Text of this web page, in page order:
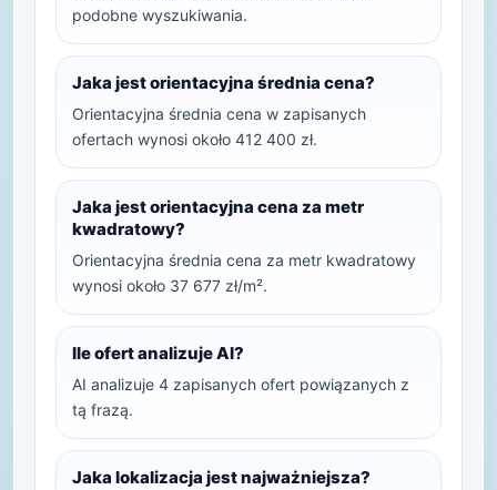
podobne wyszukiwania.
Jaka jest orientacyjna średnia cena?
Orientacyjna średnia cena w zapisanych
ofertach wynosi około 412 400 zł.
Jaka jest orientacyjna cena za metr
kwadratowy?
Orientacyjna średnia cena za metr kwadratowy
wynosi około 37 677 zł/m².
Ile ofert analizuje AI?
AI analizuje 4 zapisanych ofert powiązanych z
tą frazą.
Jaka lokalizacja jest najważniejsza?